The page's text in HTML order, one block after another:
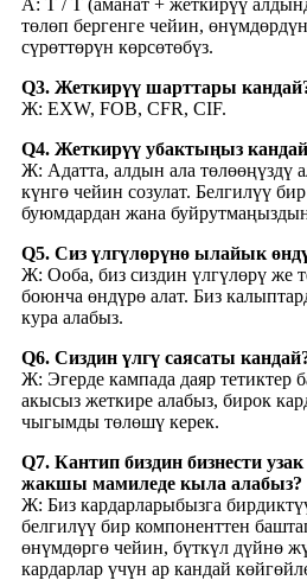
A: T / T (аманат + жеткирүү
төлөп бергенге чейин,
сүрөттөрүн көрсөтөбүз.
Q3. Жеткирүү шарттары
Ж: EXW, FOB, CFR, CIF.
Q4. Жеткирүү убактыңыз
Ж: Адатта, алдын ала төлөөңүздү
күнгө чейин созулат. Белгилүү
буюмдардан жана
Q5. Сиз үлгүлөрүнө ылайык
Ж: Ооба, биз сиздин үлгүлөрү же
боюнча өндүрө алат. Биз
кура алабыз.
Q6. Сиздин үлгү саясаты
Ж: Эгерде кампада даяр тетиктер
акысыз жеткире алабыз, бирок
чыгымды төлөшү керек.
Q7. Кантип биздин бизнести
жакшы мамиледе кыла алабыз?
Ж: Биз кардарларыбызга
белгилүү бир компоненттен
өнүмдөргө чейин, бүткүл дүйнө
кардарлар үчүн ар кандай